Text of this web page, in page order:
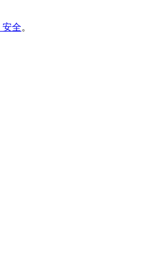
安全。